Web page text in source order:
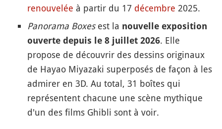
renouvelée à partir du 17 décembre 2025.
Panorama Boxesest la nouvelle exposition
ouverte depuis le 8 juillet 2026. Elle
propose de découvrir des dessins originaux
de Hayao Miyazaki superposés de façon à les
admirer en 3D. Au total, 31 boîtes qui
représentent chacune une scène mythique
d'un des films Ghibli sont à voir.